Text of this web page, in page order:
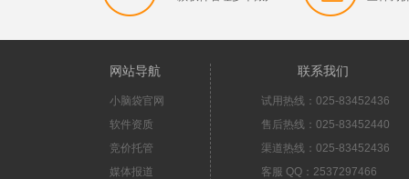
网站导航
小脑袋官网
软件资质
竞价托管
媒体报道
联系我们
试用热线：025-83452436
售后热线：025-83452440
渠道热线：025-83452436
客服 QQ：2537297466